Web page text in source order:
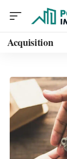
Acquisition